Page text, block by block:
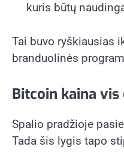
kuris būtų
Tai buvo ryškiausias
branduolinės
Bitcoin kaina
Spalio pradžioje
Tada šis lygis tapo